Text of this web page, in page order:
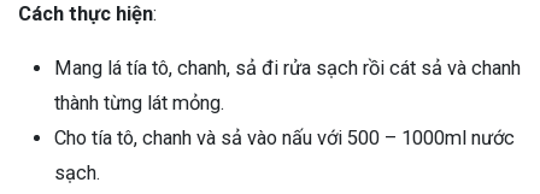
Cách thực hiện:
Mang lá tía tô, chanh, sả đi rửa sạch rồi cát sả và chanh
thành từng lát mỏng.
Cho tía tô, chanh và sả vào nấu với 500 – 1000ml nước
sạch.